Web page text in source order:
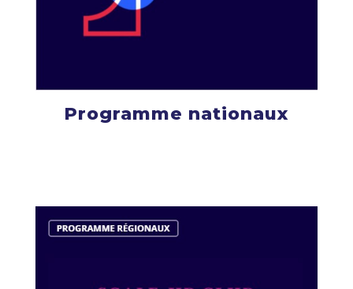
Programme nationaux